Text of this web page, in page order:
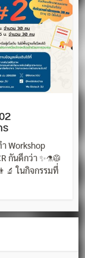
Workshop
กันดีกว่า ✨⚗️🥼
ในกิจกรรมที่